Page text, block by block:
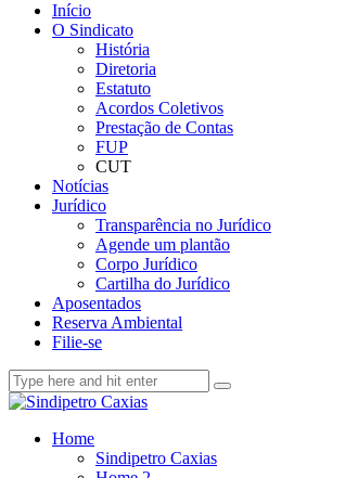
Início
O Sindicato
História
Diretoria
Estatuto
Acordos Coletivos
Prestação de Contas
FUP
CUT
Notícias
Jurídico
Transparência no Jurídico
Agende um plantão
Corpo Jurídico
Cartilha do Jurídico
Aposentados
Reserva Ambiental
Filie-se
Home
Sindipetro Caxias